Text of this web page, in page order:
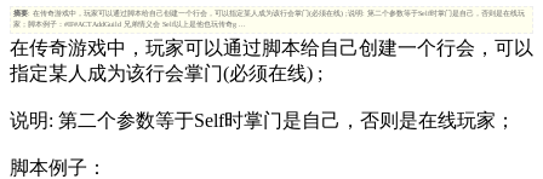
摘要: 在传奇游戏中，玩家可以通过脚本给自己创建一个行会，可以指定某人成为该行会掌门(必须在线) ;说明: 第二个参数等于Self时掌门是自己，否则是在线玩
家；脚本例子：#IF#ACTAddGuild 兄弟情义会 Self以上是他也玩传奇g ...
在传奇游戏中，玩家可以通过脚本给自己创建一个行会，可以
指定某人成为该行会掌门(必须在线) ;
说明: 第二个参数等于Self时掌门是自己，否则是在线玩家；
脚本例子：